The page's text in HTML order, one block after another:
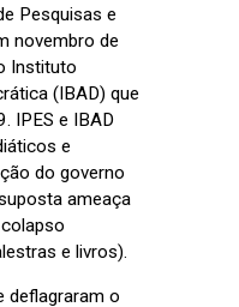
Pesquisas e
novembro de
Instituto
(IBAD) que
IPES e IBAD
e
do governo
ameaça
e livros).
deflagraram o